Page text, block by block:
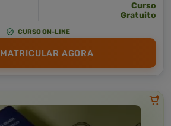
Curso
Gratuito
CURSO ON-LINE
MATRICULAR AGORA